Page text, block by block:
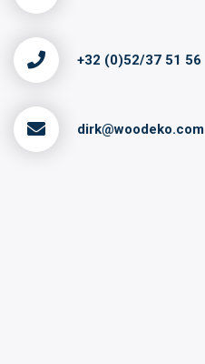
+32 (0)52/37 51 56
dirk@woodeko.com